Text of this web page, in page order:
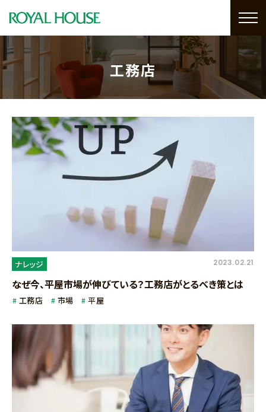
工務店
ナレッジ 2023.02.21
なぜ今、平屋市場が伸びている？工務店がとるべき策とは
工務店 市場 平屋